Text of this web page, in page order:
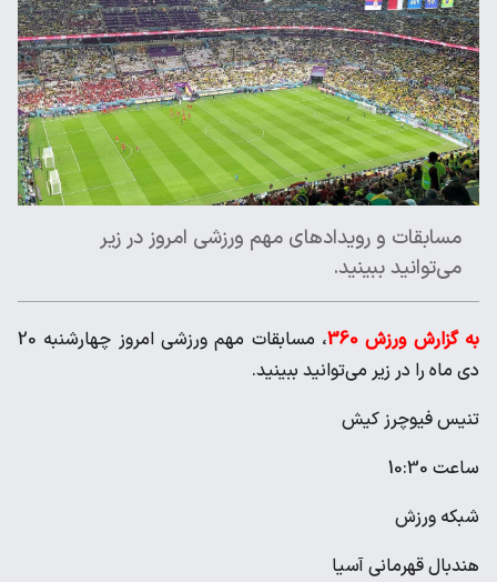
مسابقات و رویدادهای مهم ورزشی امروز در زیر
می‌‌توانید ببینید.
به گزارش ورزش 360
، مسابقات مهم ورزشی امروز چهارشنبه 20
دی ماه را در زیر می‌‌توانید ببینید.
تنیس فیوچرز کیش
ساعت 10:30
شبکه ورزش
هندبال قهرمانی آسیا